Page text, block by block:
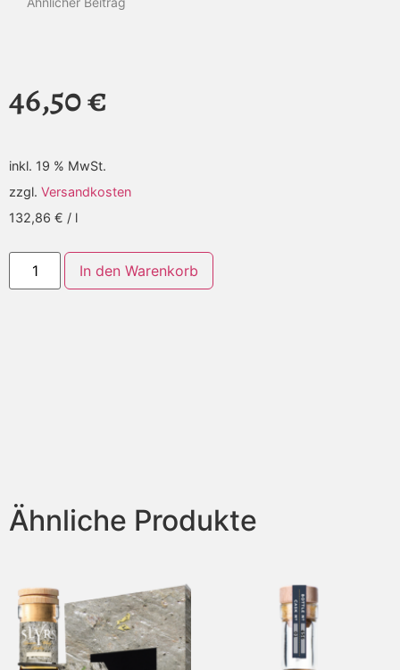
46,50€
inkl. 19 % MwSt.
zzgl. Versandkosten
132,86 € / l
In den Warenkorb
Ähnliche Produkte